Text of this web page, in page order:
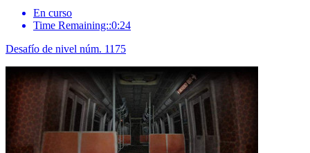
En curso
Time Remaining::0:24
Desafío de nivel núm. 1175